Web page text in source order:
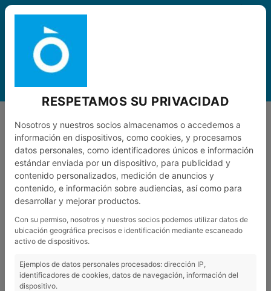
ESP
TRIATLÓN
CARRETERA TRIATLÓN
Las bicicletas de triatlón son similares a una bicicleta de
carretera, pero se buscan otros factores diferenciales. Con una
postura más aerodinámica, el triatleta ganará más potencia
debido a que no tendrá que hacer tanto esfuerzo mientras rueda
y podrá reservarse para cuando tenga que hacer tramos a pie.
TRIATLÓN SCOTT
RESPETAMOS SU PRIVACIDAD
Nosotros y nuestros socios almacenamos o accedemos a
información en dispositivos, como cookies, y procesamos
datos personales, como identificadores únicos e información
estándar enviada por un dispositivo, para publicidad y
contenido personalizados, medición de anuncios y
contenido, e información sobre audiencias, así como para
desarrollar y mejorar productos.
Con su permiso, nosotros y nuestros socios podemos utilizar datos de
ubicación geográfica precisos e identificación mediante escaneado
activo de dispositivos.
Ejemplos de datos personales procesados: dirección IP,
identificadores de cookies, datos de navegación, información del
dispositivo.